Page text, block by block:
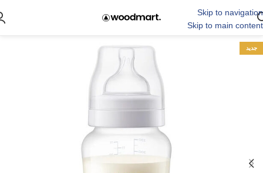
Skip to navigation
Skip to main content
جدید